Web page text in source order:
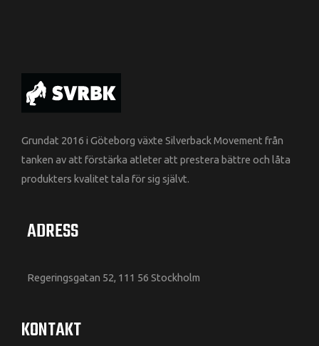
Grundat 2016 i Göteborg växte Silverback Movement från
tanken av att förstärka atleter att prestera bättre och låta
produkters kvalitet tala för sig självt.
ADRESS
Regeringsgatan 52, 111 56 Stockholm
KONTAKT